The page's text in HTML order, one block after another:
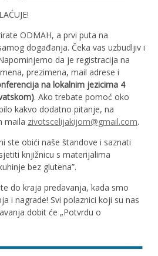
ODMAH, a prvi puta na
događanja. Čeka vas uzbudljiv i
da je registracija na
prezimena, mail adrese i
na lokalnim jezicima 4
. Ako trebate pomoć oko
kakvo dodatno pitanje, na
maila zivotscelijakijom@gmail.com.
ste obići naše štandove i saznati
knjižnicu s materijalima
bez glutena”.
do kraja predavanja, kada smo
i nagrade! Svi polaznici koji su nas
dobit će „Potvrdu o